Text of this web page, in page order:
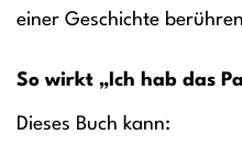
einer Geschichte
So wirkt „Ich hab das
Dieses Buch kann: